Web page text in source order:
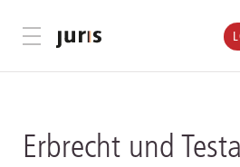
Menü öffnen
Erbrecht und